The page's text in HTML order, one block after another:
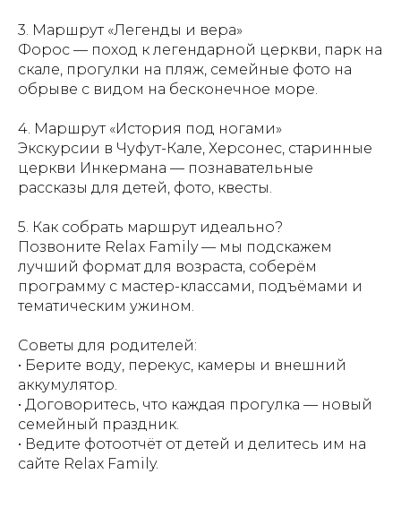
3. Маршрут «Легенды и вера»
Форос — поход к легендарной церкви, парк на
скале, прогулки на пляж, семейные фото на
обрыве с видом на бесконечное море.
4. Маршрут «История под ногами»
Экскурсии в Чуфут-Кале, Херсонес, старинные
церкви Инкермана — познавательные
рассказы для детей, фото, квесты.
5. Как собрать маршрут идеально?
Позвоните Relax Family — мы подскажем
лучший формат для возраста, соберём
программу с мастер-классами, подъёмами и
тематическим ужином.
Советы для родителей:
• Берите воду, перекус, камеры и внешний
аккумулятор.
• Договоритесь, что каждая прогулка — новый
семейный праздник.
• Ведите фотоотчёт от детей и делитесь им на
сайте Relax Family.